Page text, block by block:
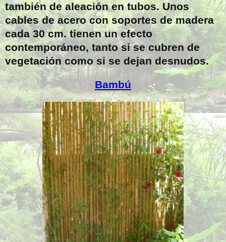
también de aleación en tubos. Unos
cables de acero con soportes de madera
cada 30 cm. tienen un efecto
contemporáneo, tanto si se cubren de
vegetación como si se dejan desnudos.
Bambú